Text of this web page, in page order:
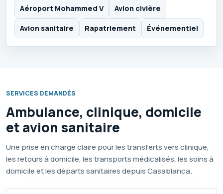
Aéroport Mohammed V Avion civière
Avion sanitaire Rapatriement Événementiel
SERVICES DEMANDÉS
Ambulance, clinique, domicile
et avion sanitaire
Une prise en charge claire pour les transferts vers clinique,
les retours à domicile, les transports médicalisés, les soins à
domicile et les départs sanitaires depuis Casablanca.